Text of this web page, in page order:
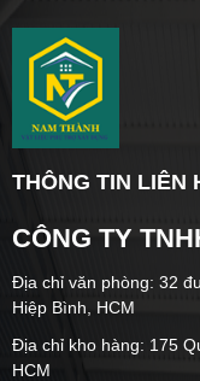
THÔNG TIN LIÊN
CÔNG TY
Địa chỉ văn phòng: 32
Hiệp Bình, HCM
Địa chỉ kho hàng: 175
HCM